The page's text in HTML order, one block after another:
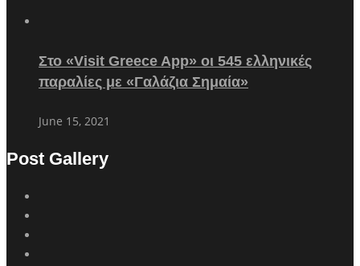
Στο «Visit Greece App» οι 545 ελληνικές
παραλίες με «Γαλάζια Σημαία»
June 15, 2021
Post Gallery